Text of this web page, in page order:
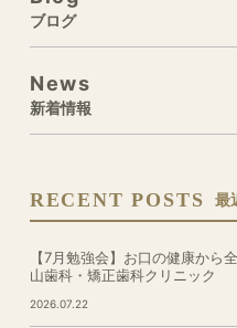
ブログ
News
新着情報
RECENT POSTS 最
【7月勉強会】お口の健康から
山歯科・矯正歯科クリニック
2026.07.22